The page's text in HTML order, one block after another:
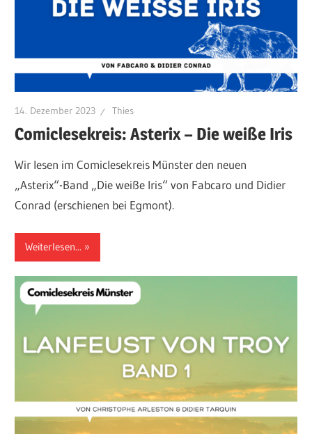
14. Dezember 2023 Thies
Comiclesekreis: Asterix – Die weiße Iris
Wir lesen im Comiclesekreis Münster den neuen
„Asterix“-Band „Die weiße Iris“ von Fabcaro und Didier
Conrad (erschienen bei Egmont).
Weiterlesen...